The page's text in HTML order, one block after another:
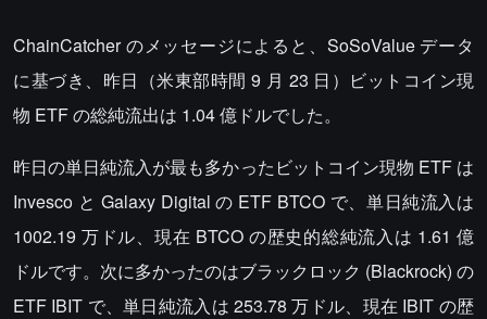
ChainCatcher のメッセージによると、SoSoValue データ
に基づき、昨日（米東部時間 9 月 23 日）ビットコイン現
物 ETF の総純流出は 1.04 億ドルでした。
昨日の単日純流入が最も多かったビットコイン現物 ETF は
Invesco と Galaxy Digital の ETF BTCO で、単日純流入は
1002.19 万ドル、現在 BTCO の歴史的総純流入は 1.61 億
ドルです。次に多かったのはブラックロック (Blackrock) の
ETF IBIT で、単日純流入は 253.78 万ドル、現在 IBIT の歴